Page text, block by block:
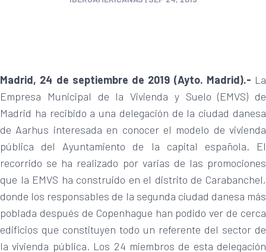
Madrid, 24 de septiembre de 2019 (Ayto. Madrid).- La
Empresa Municipal de la Vivienda y Suelo (EMVS) de
Madrid ha recibido a una delegación de la ciudad danesa
de Aarhus interesada en conocer el modelo de vivienda
pública del Ayuntamiento de la capital española. El
recorrido se ha realizado por varias de las promociones
que la EMVS ha construido en el distrito de Carabanchel,
donde los responsables de la segunda ciudad danesa más
poblada después de Copenhague han podido ver de cerca
edificios que constituyen todo un referente del sector de
la vivienda pública. Los 24 miembros de esta delegación